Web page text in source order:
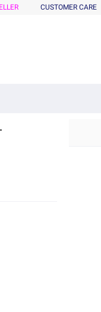
CUSTOMER CARE